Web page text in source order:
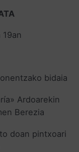
19an
bidaia
Ardoarekin
Berezia
doan pintxoari